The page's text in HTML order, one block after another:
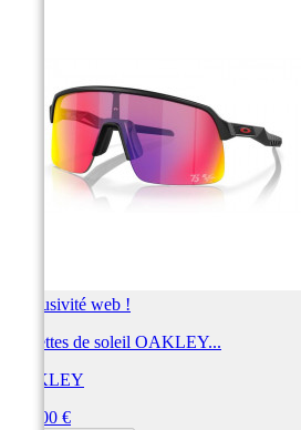
Exclusivité web !
Lunettes de soleil OAKLEY...
OAKLEY
208,00 €